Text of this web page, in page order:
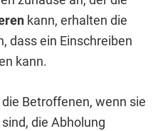
kann, erhalten die
dass ein Einschreiben
kann.
Betroffenen, wenn sie
die Abholung